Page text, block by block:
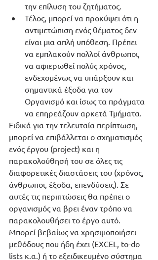
την επίλυση του ζητήματος.
Τέλος, μπορεί να προκύψει ότι η
αντιμετώπιση ενός θέματος δεν
είναι μια απλή υπόθεση. Πρέπει
να εμπλακούν πολλοί άνθρωποι,
να αφιερωθεί πολύς χρόνος,
ενδεχομένως να υπάρξουν και
σημαντικά έξοδα για τον
Οργανισμό και ίσως τα πράγματα
να επηρεάζουν αρκετά Τμήματα.
Ειδικά για την τελευταία περίπτωση,
μπορεί να επιβάλλεται ο σχηματισμός
ενός έργου (project) και η
παρακολούθησή του σε όλες τις
διαφορετικές διαστάσεις του (χρόνος,
άνθρωποι, έξοδα, επενδύσεις). Σε
αυτές τις περιπτώσεις θα πρέπει ο
οργανισμός να βρει έναν τρόπο να
παρακολουθήσει το έργο αυτό.
Μπορεί βεβαίως να χρησιμοποιήσει
μεθόδους που ήδη έχει (EXCEL, to-do
lists κ.α.) ή το εξειδικευμένο σύστημα